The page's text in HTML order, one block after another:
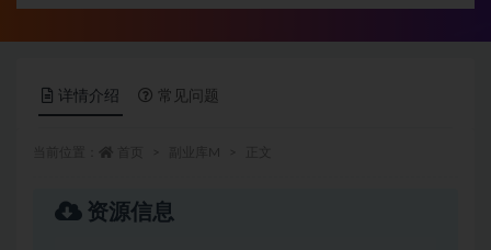
详情介绍 常见问题
资源信息